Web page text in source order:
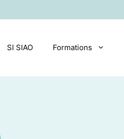
SI SIAO Formations